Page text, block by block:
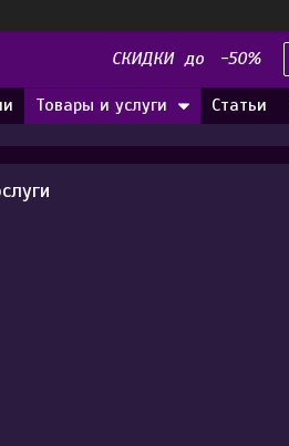
СКИДКИ до -50%
Товары и услуги Статьи